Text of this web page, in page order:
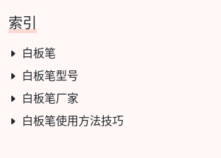
索引
白板笔
白板笔型号
白板笔厂家
白板笔使用方法技巧